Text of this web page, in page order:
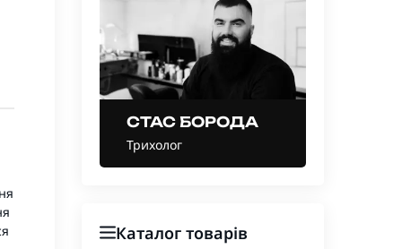
СТАС БОРОДА
Трихолог
Каталог товарів